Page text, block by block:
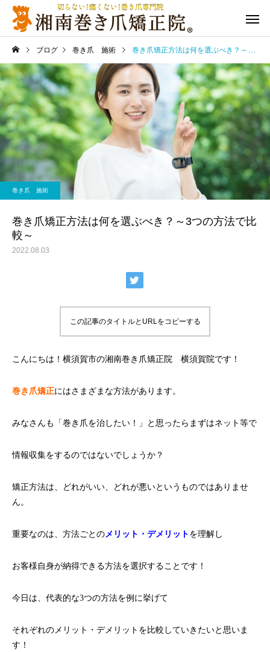
ブログ 巻き爪 施術 巻き爪矯正方法は何を選ぶべき？～3つの方法で比較～
巻き爪 施術
巻き爪矯正方法は何を選ぶべき？～3つの方法で比
較～
2022.08.03
この記事のタイトルとURLをコピーする
こんにちは！横須賀市の湘南巻き爪矯正院 横須賀院です！
巻き爪矯正にはさまざまな方法があります。
みなさんも「巻き爪を治したい！」と思ったらまずはネット等で
情報収集をするのではないでしょうか？
矯正方法は、どれがいい、どれが悪いというものではありませ
ん。
重要なのは、方法ごとのメリット・デメリット を理解し
お客様自身が納得できる方法を選択することです！
今日は、代表的な3つの方法を例に挙げて
それぞれのメリット・デメリットを比較していきたいと思いま
す！